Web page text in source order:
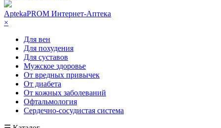
AptekaPROM Интернет-Аптека
×
Для вен
Для похудения
Для суставов
Мужское здоровье
От вредных привычек
От диабета
От кожных заболеваний
Офтальмология
Сердечно-сосудистая система